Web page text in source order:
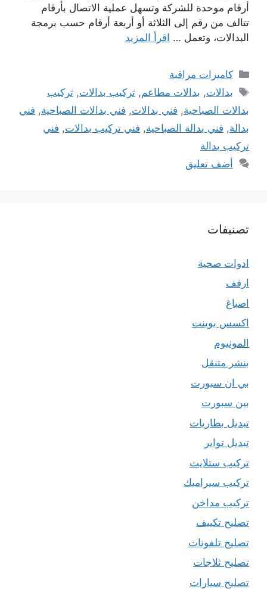
أرقام موحدة للشركة وتسهل عملية الاتصال بأرقام
تتالف من رقم إلى الثلاثة أو أربعة أرقام حسب برمجة
البدالات، وتعمل … اقرأ المزيد
التصنيفات
كاميرات مراقبة
الوسوم
بدالات, بدالات مطاعم,تركيب بدالات,تركيب
بدالات الصباحية, فني بدالات, فني بدالات الصباحية, فني
بدالة, فني بدالة الصباحية, فني تركيب بدالات, فني
تركيب بدالة
أضف تعليق
تصنيفات
ادوات صحية
ارفف
اصباغ
اكسس بوينت
المونيوم
بنشر متنقل
بي ان سبورت
بين سبورت
تبديل بطاريات
تبديل تواير
تركيب ستلايت
تركيب سيراميك
تركيب مداخن
تصليح تكييف
تصليح تلفونات
تصليح ثلاجات
تصليح سيارات